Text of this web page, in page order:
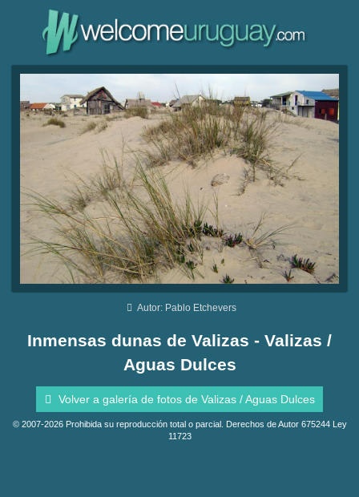
Autor: Pablo Etchevers
Inmensas dunas de Valizas - Valizas /
Aguas Dulces
Volver a galería de fotos de Valizas / Aguas Dulces
© 2007-2026 Prohibida su reproducción total o parcial. Derechos de Autor 675244 Ley
11723